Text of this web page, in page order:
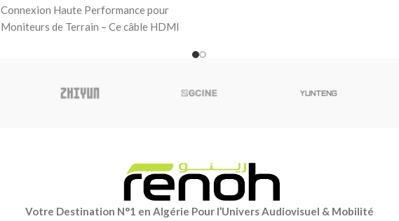
Connexion Haute Performance pour
Moniteurs de Terrain – Ce câble HDMI
Votre Destination N°1 en Algérie Pour l’Univers Audiovisuel & Mobilité